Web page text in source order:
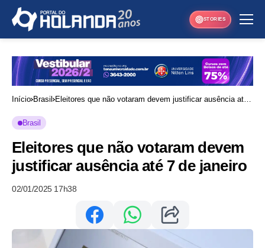
STORIES
Início Brasil
Eleitores que não votaram devem justificar ausência até
Brasil
Eleitores que não votaram devem
justificar ausência até 7 de janeiro
02/01/2025 17h38